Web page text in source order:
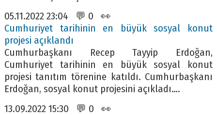
05.11.2022 23:04 💬 0 👀
Cumhuriyet tarihinin en büyük sosyal konut
projesi açıklandı
Cumhurbaşkanı Recep Tayyip Erdoğan,
Cumhuriyet tarihinin en büyük sosyal konut
projesi tanıtım törenine katıldı. Cumhurbaşkanı
Erdoğan, sosyal konut projesini açıkladı….
13.09.2022 15:30 💬 0 👀